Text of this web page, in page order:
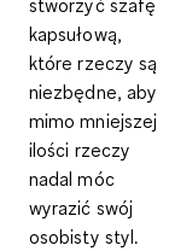
stworzyć szafę
kapsułową,
które rzeczy są
niezbędne, aby
mimo mniejszej
ilości rzeczy
nadal móc
wyrazić swój
osobisty styl.